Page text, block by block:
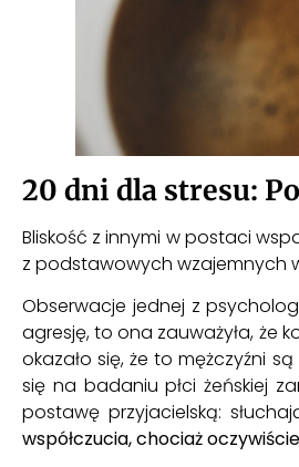
20 dni dla stresu:
Bliskość z innymi w postaci
z podstawowych wzajemnych
Obserwacje jednej z
agresję, to ona zauważyła, że
okazało się, że to mężczyźni
się na badaniu płci żeńskiej
postawę przyjacielską:
współczucia, chociaż